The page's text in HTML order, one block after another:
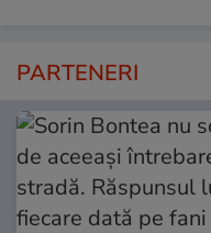
PARTENERI